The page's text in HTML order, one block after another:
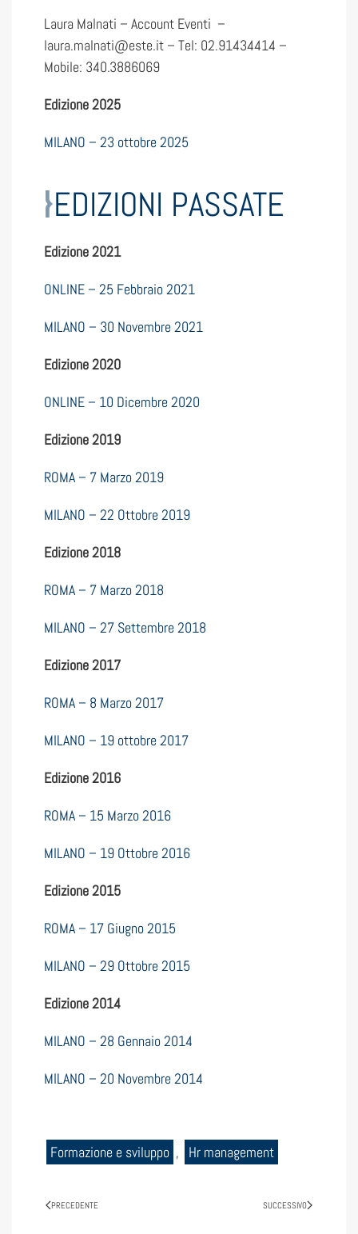
Laura Malnati – Account Eventi –
laura.malnati@este.it – Tel: 02.91434414 –
Mobile: 340.3886069
Edizione 2025
MILANO – 23 ottobre 2025
EDIZIONI PASSATE
Edizione 2021
ONLINE – 25 Febbraio 2021
MILANO – 30 Novembre 2021
Edizione 2020
ONLINE – 10 Dicembre 2020
Edizione 2019
ROMA – 7 Marzo 2019
MILANO – 22 Ottobre 2019
Edizione 2018
ROMA – 7 Marzo 2018
MILANO – 27 Settembre 2018
Edizione 2017
ROMA – 8 Marzo 2017
MILANO – 19 ottobre 2017
Edizione 2016
ROMA – 15 Marzo 2016
MILANO – 19 Ottobre 2016
Edizione 2015
ROMA – 17 Giugno 2015
MILANO – 29 Ottobre 2015
Edizione 2014
MILANO – 28 Gennaio 2014
MILANO – 20 Novembre 2014
Formazione e sviluppo , Hr management
PRECEDENTE SUCCESSIVO